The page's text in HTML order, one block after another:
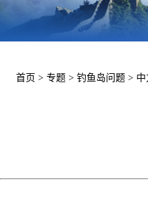
首页 > 专题 > 钓鱼岛问题 >